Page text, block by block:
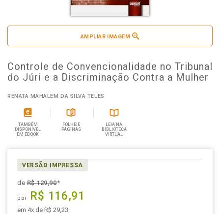
AMPLIAR IMAGEM
Controle de Convencionalidade no Tribunal
do Júri e a Discriminação Contra a Mulher
RENATA MAHALEM DA SILVA TELES
TAMBÉM
DISPONÍVEL
EM EBOOK
FOLHEIE
PÁGINAS
LEIA NA
BIBLIOTECA
VIRTUAL
VERSÃO IMPRESSA
deR$ 129,90*
por R$ 116,91
em 4x de R$ 29,23